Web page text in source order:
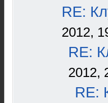
RE:
2012,
RE:
2012,
RE: